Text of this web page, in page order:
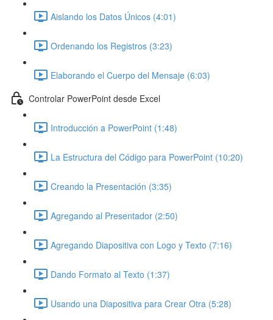
Aislando los Datos Únicos (4:01)
Ordenando los Registros (3:23)
Elaborando el Cuerpo del Mensaje (6:03)
Controlar PowerPoint desde Excel
Introducción a PowerPoint (1:48)
La Estructura del Código para PowerPoint (10:20)
Creando la Presentación (3:35)
Agregando al Presentador (2:50)
Agregando Diapositiva con Logo y Texto (7:16)
Dando Formato al Texto (1:37)
Usando una Diapositiva para Crear Otra (5:28)